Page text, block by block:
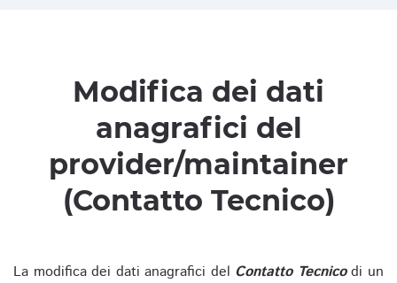
Modifica dei dati
anagrafici del
provider/maintainer
(Contatto Tecnico)
La modifica dei dati anagrafici del Contatto Tecnicodi un